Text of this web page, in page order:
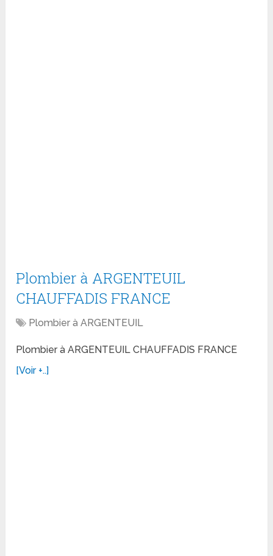
Plombier à ARGENTEUIL
CHAUFFADIS FRANCE
Plombier à ARGENTEUIL
Plombier à ARGENTEUIL CHAUFFADIS FRANCE
[Voir +..]